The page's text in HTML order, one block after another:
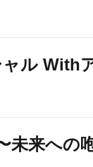
ル With
未来への